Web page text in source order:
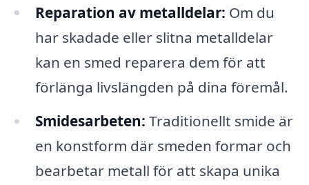
Reparation av metalldelar: Om du
har skadade eller slitna metalldelar
kan en smed reparera dem för att
förlänga livslängden på dina föremål.
Smidesarbeten: Traditionellt smide är
en konstform där smeden formar och
bearbetar metall för att skapa unika